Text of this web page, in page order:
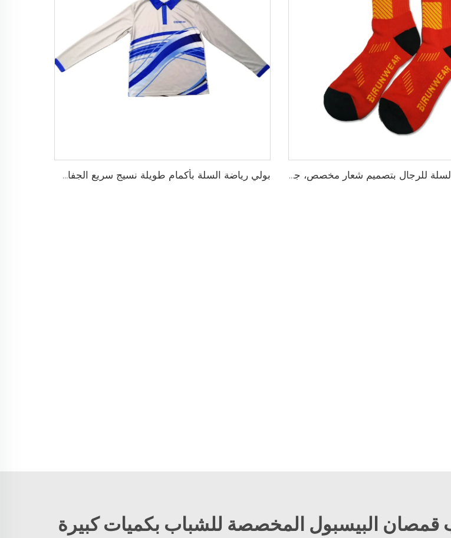
جوارب كرة السلة للرجال بتصميم شعار مخصص، جوارب قطنية طويلة من السباندكس مع لبادة عالية، عينة مجانية، خدمة تصنيع المعدات الأصلية بولي رياضة السلة بأكمام طويلة نسيج سريع الجفاف للإحماء، شعار مخصص
قمصان البيسبول المخصصة للشباب بكميات كبيرة